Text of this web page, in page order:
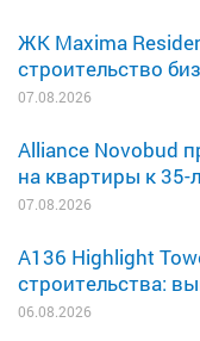
ЖК Maxima
строительство
07.08.2026
Alliance Novobud
на квартиры к
07.08.2026
A136 Highlight
строительства:
06.08.2026